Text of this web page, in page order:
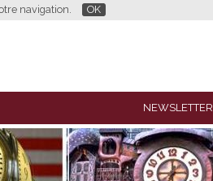
navigation. OK
NEWSLETTER